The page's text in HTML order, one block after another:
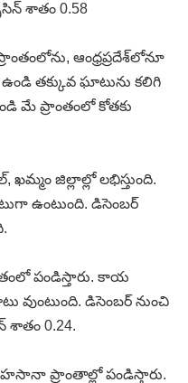
శాతం 0.58
ఆంధ్రప్రదేశ్‌లోనూ
ఉండి తక్కువ ఘాటును కలిగి
మే ప్రాంతంలో కోతకు
ఖమ్మం జిల్లాల్లో లభిస్తుంది.
ఉంటుంది. డిసెంబర్‌
పండిస్తారు. కాయ
వుంటుంది. డిసెంబర్‌ నుంచి
శాతం 0.24.
ప్రాంతాల్లో పండిస్తారు.